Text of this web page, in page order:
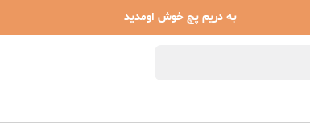
به دریم پچ خوش اومدید